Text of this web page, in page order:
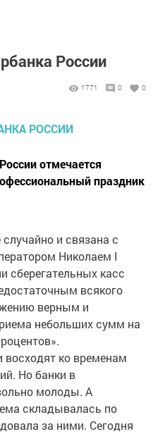
России
1771 0 0
отмечается
праздник
и связана с
Николаем I
сберегательных касс
всякого
верным и
небольших сумм на
восходят ко временам
Но банки в
молоды. А
складывалась по
за ними. Сегодня